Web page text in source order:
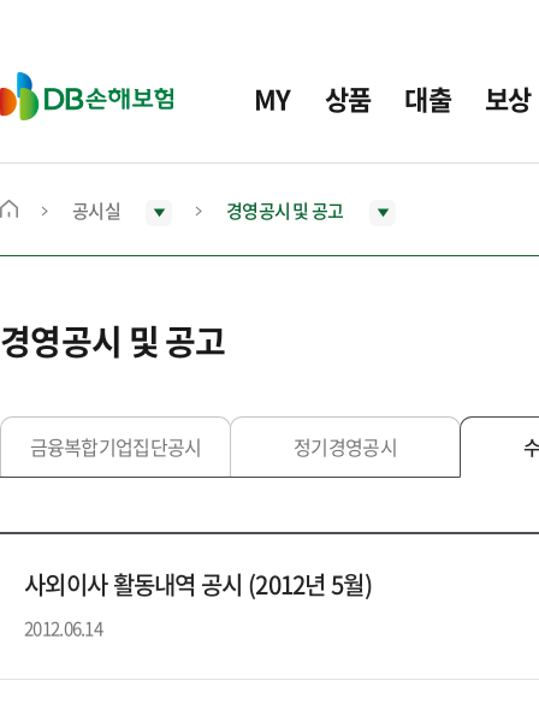
D
B
보
MY 상품 대출 보상
메
으
로
동
공시실 경영공시 및 공고
경영공시 및 공고
금융복합기업집단공시 정기경영공시
사외이사 활동내역 공시 (2012년 5월)
2012.06.14